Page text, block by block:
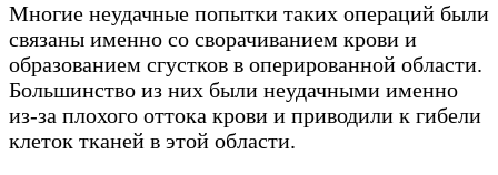
Многие неудачные попытки таких операций были
связаны именно со сворачиванием крови и
образованием сгустков в оперированной области.
Большинство из них были неудачными именно
из-за плохого оттока крови и приводили к гибели
клеток тканей в этой области.